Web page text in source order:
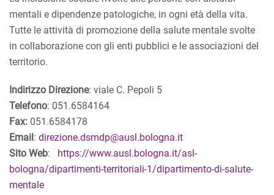
mentali e dipendenze patologiche, in ogni età della vita.
Tutte le attività di promozione della salute mentale svolte
in collaborazione con gli enti pubblici e le associazioni del
territorio.
Indirizzo Direzione: viale C. Pepoli 5
Telefono: 051.6584164
Fax: 051.6584178
Email: direzione.dsmdp@ausl.bologna.it
Sito Web: https://www.ausl.bologna.it/asl-
bologna/dipartimenti-territoriali-1/dipartimento-di-salute-
mentale